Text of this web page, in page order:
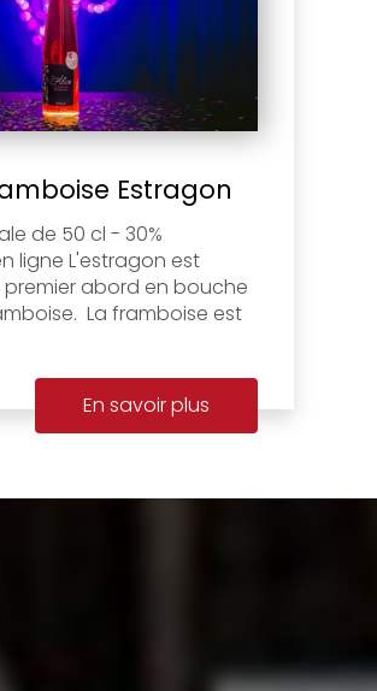
Estragon
de 50 cl - 30%
ligne L'estragon est
abord en bouche
La framboise est
En savoir plus